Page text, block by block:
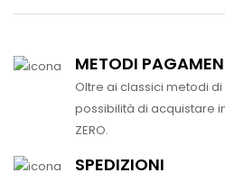
METODI
Oltre ai classici metodi
possibilità di acquistare
ZERO.
SPEDIZIONI